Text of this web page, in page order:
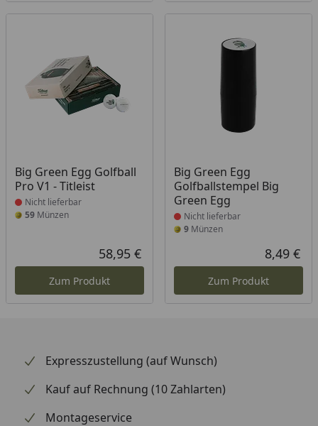
Big Green Egg Golfball
Pro V1 - Titleist
Produkt nicht lieferbar
Nicht lieferbar
59 Münzen
Aktueller Preis
58,95 €
Zum Produkt
Big Green Egg
Golfballstempel Big
Green Egg
Produkt nicht lieferbar
Nicht lieferbar
9Münzen
8,49 €
Zum Produkt
Expresszustellung (auf Wunsch)
Kauf auf Rechnung (10 Zahlarten)
Montageservice